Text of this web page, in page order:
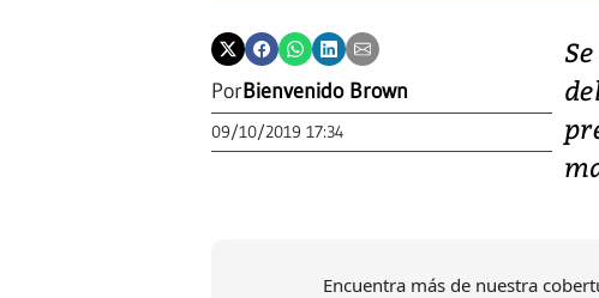
PorBienvenido Brown
09/10/2019 17:34
Encuentra más de nuestra